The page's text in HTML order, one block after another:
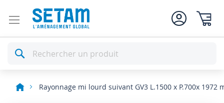
Rechercher
Rayonnage mi lourd suivant GV3 L.1500 x P.700x 1972